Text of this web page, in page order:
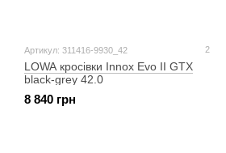
Артикул: 311416-9930_42 2
LOWA кросівки Innox Evo II GTX
black-grey 42.0
8 840 грн